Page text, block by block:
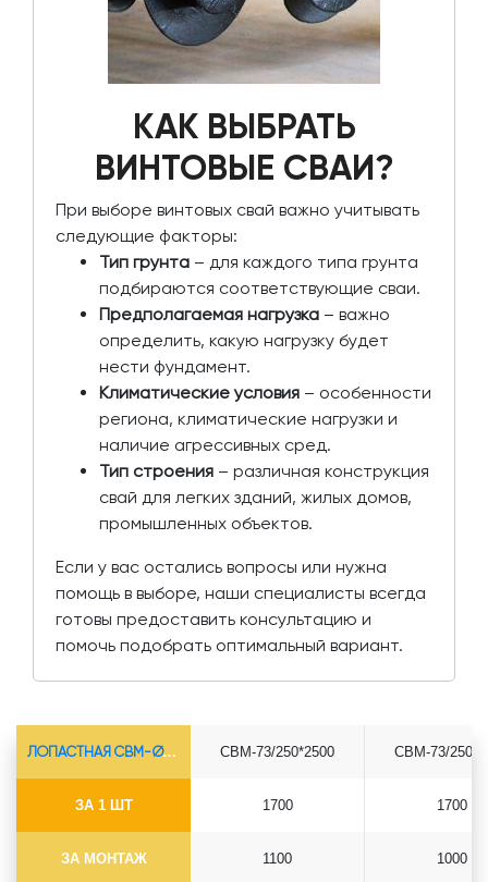
КАК ВЫБРАТЬ
ВИНТОВЫЕ СВАИ?
При выборе винтовых свай важно учитывать
следующие факторы:
Тип грунта – для каждого типа грунта
подбираются соответствующие сваи.
Предполагаемая нагрузка – важно
определить, какую нагрузку будет
нести фундамент.
Климатические условия – особенности
региона, климатические нагрузки и
наличие агрессивных сред.
Тип строения – различная конструкция
свай для легких зданий, жилых домов,
промышленных объектов.
Если у вас остались вопросы или нужна
помощь в выборе, наши специалисты всегда
готовы предоставить консультацию и
помочь подобрать оптимальный вариант.
ЛОПАСТНАЯ СВМ-Ø73*5.5
ЗА 1 ШТ
ЗА МОНТАЖ
СВМ-73/250*2500
1700
1100
СВМ-73/
1700
1000